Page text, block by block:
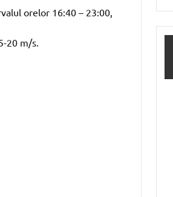
orelor 16:40 – 23:00,
20 m/s.